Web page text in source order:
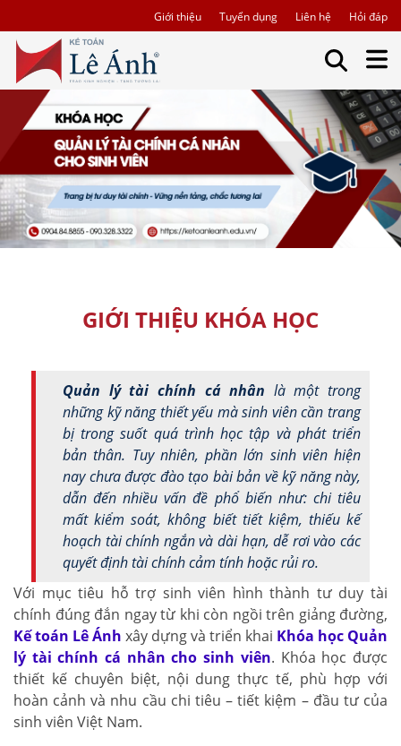
Giới thiệu Tuyển dụng Liên hệ Hỏi đáp
GIỚI THIỆU KHÓA HỌC
Quản lý tài chính cá nhân là một trong
những kỹ năng thiết yếu mà sinh viên cần trang
bị trong suốt quá trình học tập và phát triển
bản thân. Tuy nhiên, phần lớn sinh viên hiện
nay chưa được đào tạo bài bản về kỹ năng này,
dẫn đến nhiều vấn đề phổ biến như: chi tiêu
mất kiểm soát, không biết tiết kiệm, thiếu kế
hoạch tài chính ngắn và dài hạn, dễ rơi vào các
quyết định tài chính cảm tính hoặc rủi ro.
Với mục tiêu hỗ trợ sinh viên hình thành tư duy tài
chính đúng đắn ngay từ khi còn ngồi trên giảng đường,
Kế toán Lê Ánh xây dựng và triển khai Khóa học Quản
lý tài chính cá nhân cho sinh viên. Khóa học được
thiết kế chuyên biệt, nội dung thực tế, phù hợp với
hoàn cảnh và nhu cầu chi tiêu – tiết kiệm – đầu tư của
sinh viên Việt Nam.